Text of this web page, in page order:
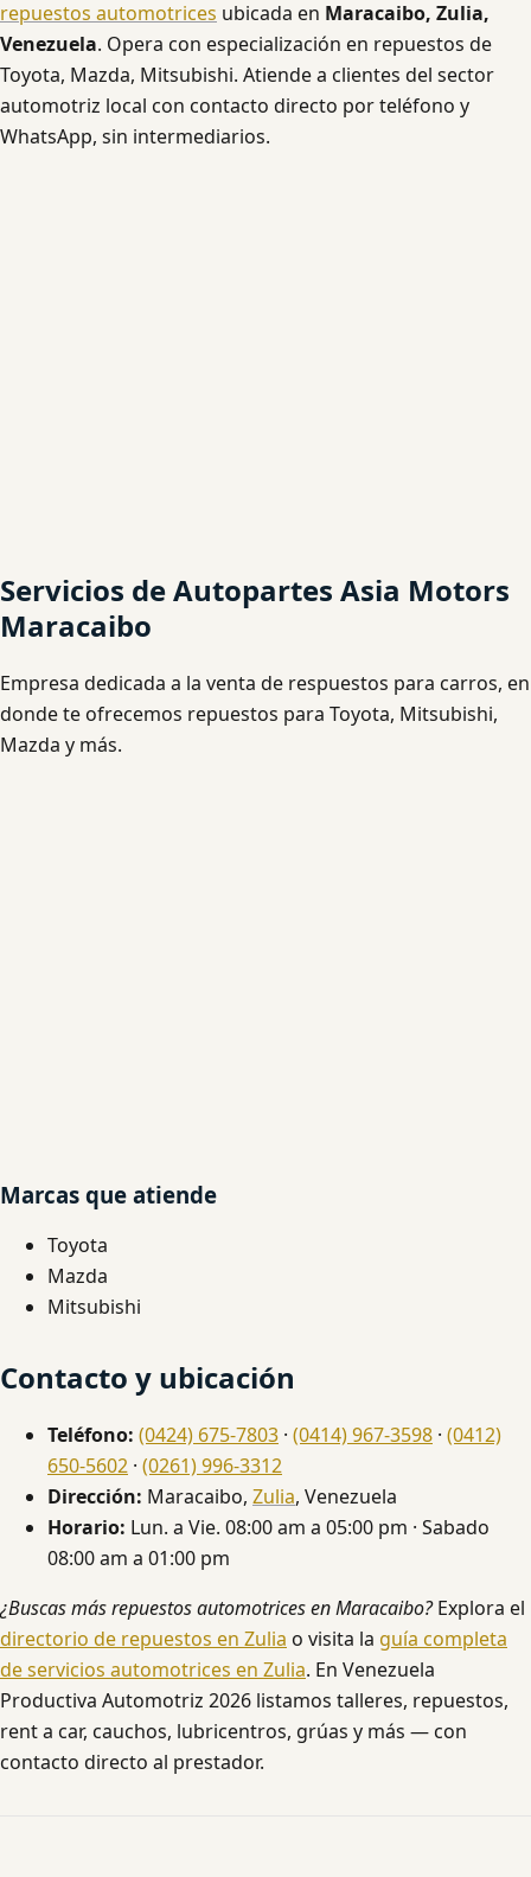
repuestos automotrices ubicada en Maracaibo, Zulia,
Venezuela. Opera con especialización en repuestos de
Toyota, Mazda, Mitsubishi. Atiende a clientes del sector
automotriz local con contacto directo por teléfono y
WhatsApp, sin intermediarios.
Servicios de Autopartes Asia Motors
Maracaibo
Empresa dedicada a la venta de respuestos para carros, en
donde te ofrecemos repuestos para Toyota, Mitsubishi,
Mazda y más.
Marcas que atiende
Toyota
Mazda
Mitsubishi
Contacto y ubicación
Teléfono: (0424) 675-7803 · (0414) 967-3598 · (0412)
650-5602 · (0261) 996-3312
Dirección: Maracaibo, Zulia, Venezuela
Horario: Lun. a Vie. 08:00 am a 05:00 pm · Sabado
08:00 am a 01:00 pm
¿Buscas más repuestos automotrices en Maracaibo?Explora el
directorio de repuestos en Zulia o visita la guía completa
de servicios automotrices en Zulia. En Venezuela
Productiva Automotriz 2026 listamos talleres, repuestos,
rent a car, cauchos, lubricentros, grúas y más — con
contacto directo al prestador.